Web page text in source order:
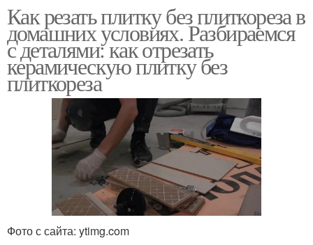
Как резать плитку без плиткореза в
домашних условиях. Разбираемся
с деталями: как отрезать
керамическую плитку без
плиткореза
Фото с сайта: ytimg.com